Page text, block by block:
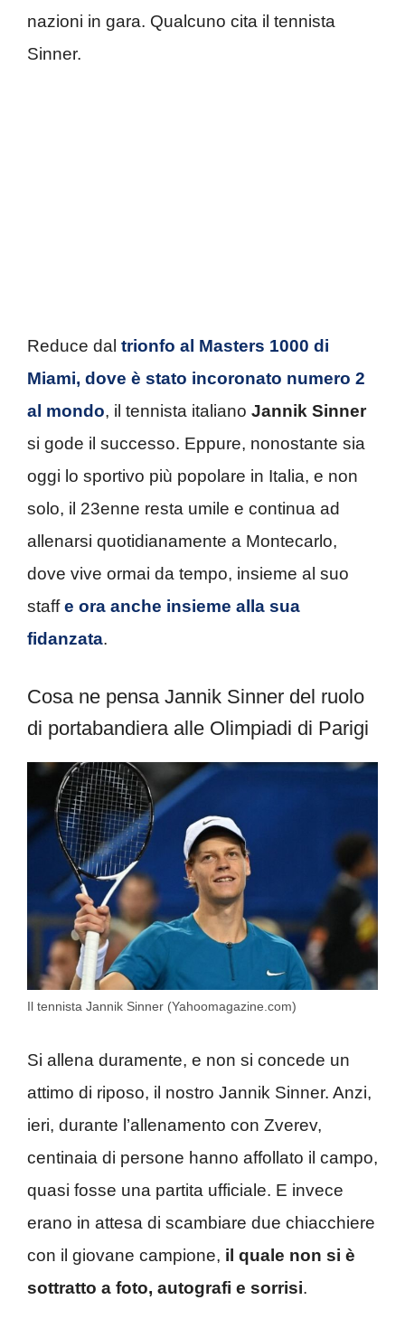
nazioni in gara. Qualcuno cita il tennista
Sinner.
Reduce dal trionfo al Masters 1000 di
Miami, dove è stato incoronato numero 2
al mondo, il tennista italiano Jannik Sinner
si gode il successo. Eppure, nonostante sia
oggi lo sportivo più popolare in Italia, e non
solo, il 23enne resta umile e continua ad
allenarsi quotidianamente a Montecarlo,
dove vive ormai da tempo, insieme al suo
staffe ora anche insieme alla sua
fidanzata.
Cosa ne pensa Jannik Sinner del ruolo
di portabandiera alle Olimpiadi di Parigi
Il tennista Jannik Sinner (Yahoomagazine.com)
Si allena duramente, e non si concede un
attimo di riposo, il nostro Jannik Sinner. Anzi,
ieri, durante l’allenamento con Zverev,
centinaia di persone hanno affollato il campo,
quasi fosse una partita ufficiale. E invece
erano in attesa di scambiare due chiacchiere
con il giovane campione, il quale non si è
sottratto a foto, autografi e sorrisi.